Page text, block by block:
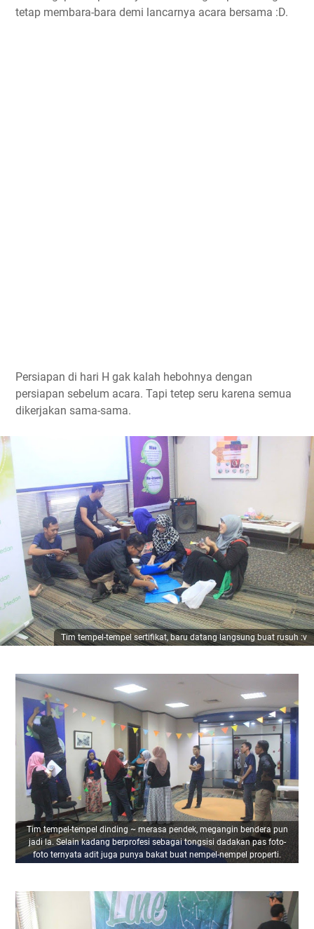
tetap membara-bara demi lancarnya acara bersama :D.
Persiapan di hari H gak kalah hebohnya dengan
persiapan sebelum acara. Tapi tetep seru karena semua
dikerjakan sama-sama.
Tim tempel-tempel sertifikat, baru datang langsung buat rusuh :v
Tim tempel-tempel dinding ~ merasa pendek, megangin bendera pun
jadi la. Selain kadang berprofesi sebagai tongsisi dadakan pas foto-
foto ternyata adit juga punya bakat buat nempel-nempel properti.